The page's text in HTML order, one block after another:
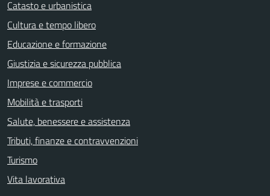
Catasto e urbanistica
Cultura e tempo libero
Educazione e formazione
Giustizia e sicurezza pubblica
Imprese e commercio
Mobilità e trasporti
Salute, benessere e assistenza
Tributi, finanze e contravvenzioni
Turismo
Vita lavorativa